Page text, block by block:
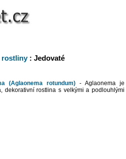
rostliny: Jedovaté
(Aglaonema rotundum) - Aglaonema je
dekorativní rostlina s velkými a podlouhlými